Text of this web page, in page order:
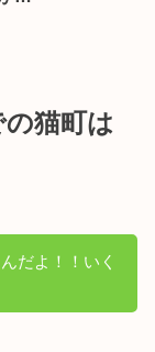
猫町は
だよ！！いく